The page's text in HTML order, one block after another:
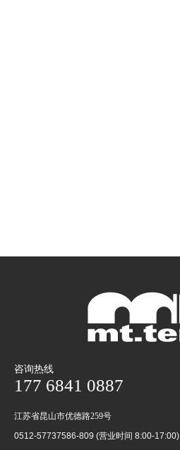
咨询热线
177 6841 0887
江苏省昆山市优德路259号
0512-57737586-809 (营业时间 8:00-17:00)